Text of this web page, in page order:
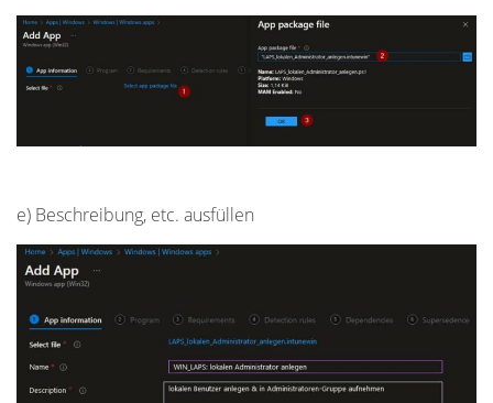
e) Beschreibung, etc. ausfüllen